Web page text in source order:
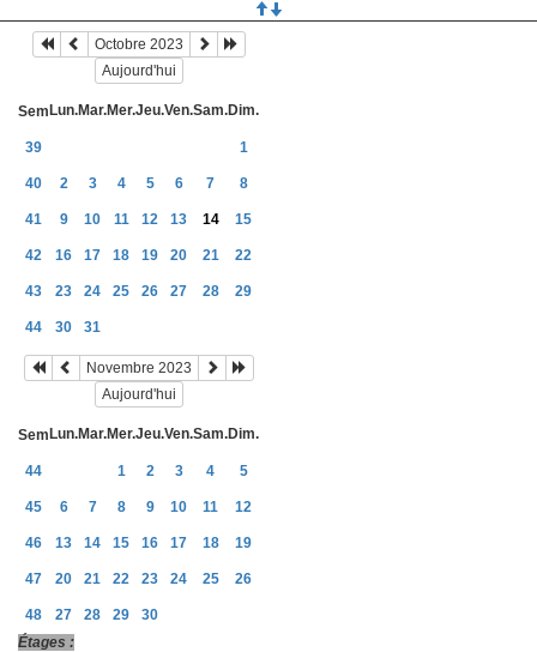
Octobre 2023
Aujourd'hui
Sem Lun.Mar.Mer.Jeu.Ven.Sam.Dim.
39 1
40 2 3 4 5 6 7 8
41 9 10 11 12 13 14 15
42 16 17 18 19 20 21 22
43 23 24 25 26 27 28 29
44 30 31
Novembre 2023
Aujourd'hui
Sem Lun.Mar.Mer.Jeu.Ven.Sam.Dim.
44 1 2 3 4 5
45 6 7 8 9 10 11 12
46 13 14 15 16 17 18 19
47 20 21 22 23 24 25 26
48 27 28 29
30
Étages :